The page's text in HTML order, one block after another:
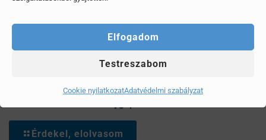
Elfogadom
Testreszabom
Cookie nyilatkozatAdatvédelmi szabályzat
Mi az a 3 kérdés, amit mindenképp tegyünk fel az
Érdekel, elolvasom